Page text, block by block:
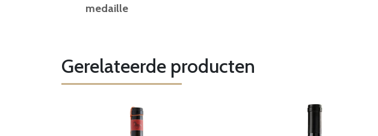
medaille
Gerelateerde producten